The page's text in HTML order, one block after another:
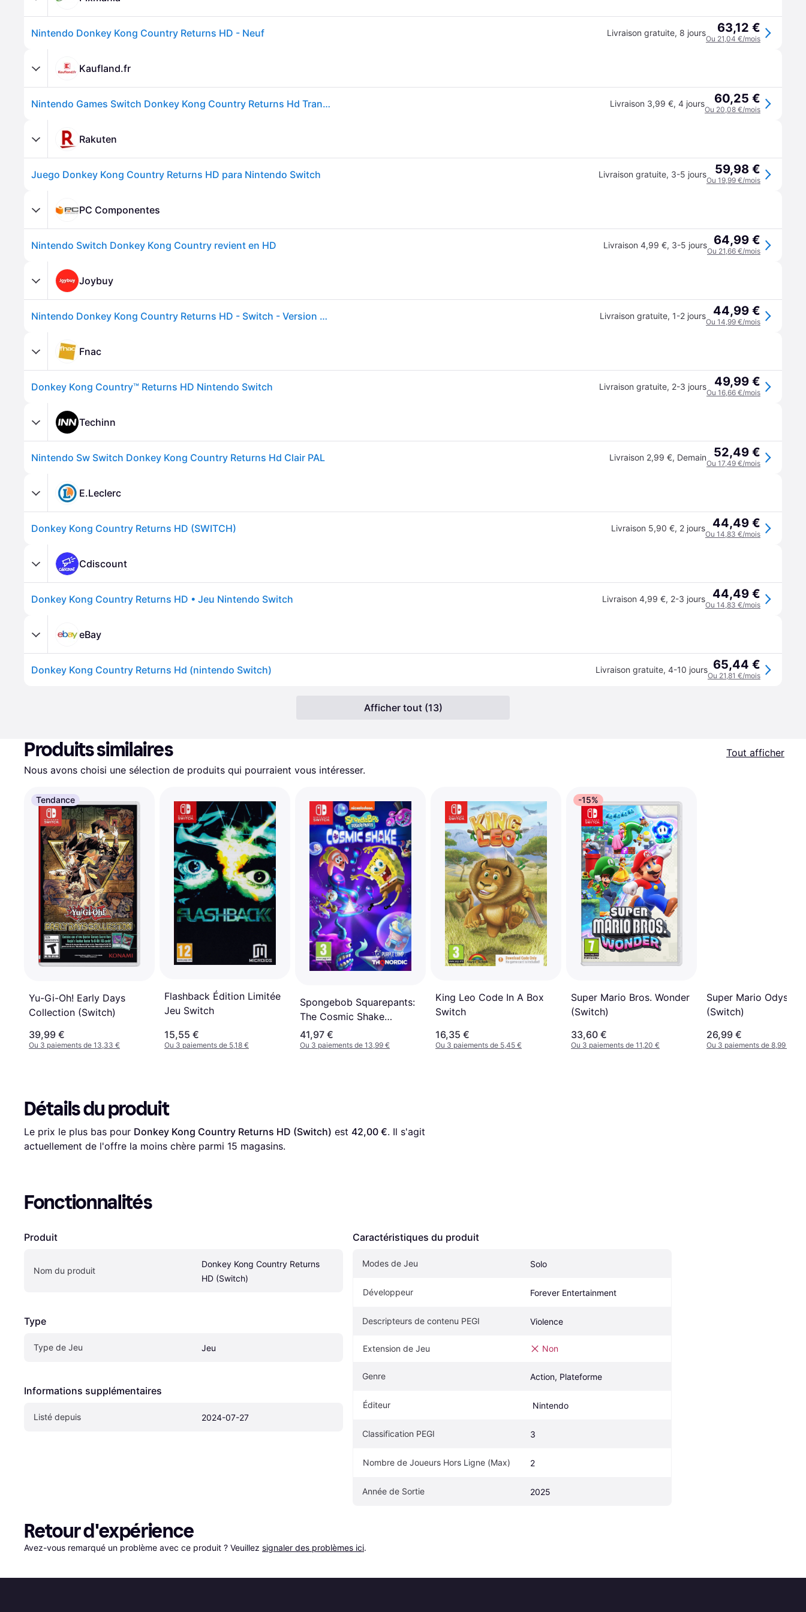
Nintendo Donkey Kong Country Returns HD - Neuf Livraison gratuite, 8 jours 63,12 €
Ou 21,04 €/mois
Kaufland.fr
Nintendo Games Switch Donkey Kong Country Returns Hd Transparent PAL Transparent PAL Livraison 3,99 €, 4 jours 60,25 €
Ou 20,08 €/mois
Rakuten
Juego Donkey Kong Country Returns HD para Nintendo Switch Livraison gratuite, 3-5 jours 59,98 €
Ou 19,99 €/mois
PC Componentes
Nintendo Switch Donkey Kong Country revient en HD Livraison 4,99 €, 3-5 jours 64,99 €
Ou 21,66 €/mois
Joybuy
Nintendo Donkey Kong Country Returns HD - Switch - Version Française Livraison gratuite, 1-2 jours 44,99 €
Ou 14,99 €/mois
Fnac
Donkey Kong Country™ Returns HD Nintendo Switch Livraison gratuite, 2-3 jours 49,99 €
Ou 16,66 €/mois
Techinn
Nintendo Sw Switch Donkey Kong Country Returns Hd Clair PAL Livraison 2,99 €, Demain 52,49 €
Ou 17,49 €/mois
E.Leclerc
Donkey Kong Country Returns HD (SWITCH) Livraison 5,90 €, 2 jours 44,49 €
Ou 14,83 €/mois
Cdiscount
Donkey Kong Country Returns HD • Jeu Nintendo Switch Livraison 4,99 €, 2-3 jours 44,49 €
Ou 14,83 €/mois
eBay
Donkey Kong Country Returns Hd (nintendo Switch) Livraison gratuite, 4-10 jours 65,44 €
Ou 21,81 €/mois
Afficher tout (13)
Produits similaires
Tout afficher
Nous avons choisi une sélection de produits qui pourraient vous intéresser.
Tendance
Yu-Gi-Oh! Early Days
Collection (Switch)
39,99 €
Ou 3 paiements de 13,33 €
Flashback Édition Limitée
Jeu Switch
15,55 €
Ou 3 paiements de 5,18 €
Spongebob Squarepants:
The Cosmic Shake
(Switch)
41,97 €
Ou 3 paiements de 13,99 €
King Leo Code In A Box
Switch
16,35 €
Ou 3 paiements de 5,45 €
-15%
Super Mario Bros. Wonder
(Switch)
33,60 €
Ou 3 paiements de 11,20 €
Super Mario Odyssey
(Switch)
26,99 €
Ou 3 paiements de 8,99 €
Détails du produit
Le prix le plus bas pour Donkey Kong Country Returns HD (Switch) est 42,00 €. Il s'agit
actuellement de l'offre la moins chère parmi 15 magasins.
Fonctionnalités
Produit
Nom du produit
Donkey Kong Country Returns
HD (Switch)
Type
Type de Jeu Jeu
Informations supplémentaires
Listé depuis 2024-07-27
Caractéristiques du produit
Modes de Jeu Solo
Développeur Forever Entertainment
Descripteurs de contenu PEGI Violence
Extension de Jeu Non
Genre Action, Plateforme
Éditeur Nintendo
Classification PEGI 3
Nombre de Joueurs Hors Ligne (Max) 2
Année de Sortie 2025
Retour d'expérience
Avez-vous remarqué un problème avec ce produit ? Veuillez signaler des problèmes ici.